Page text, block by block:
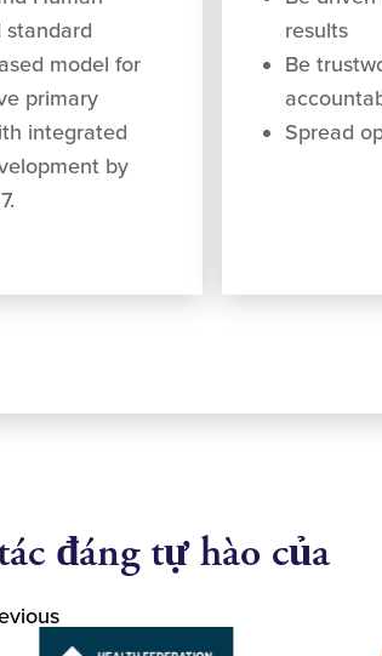
standard
model for
primary
integrated
by
results
Be
Spread
đáng tự hào của